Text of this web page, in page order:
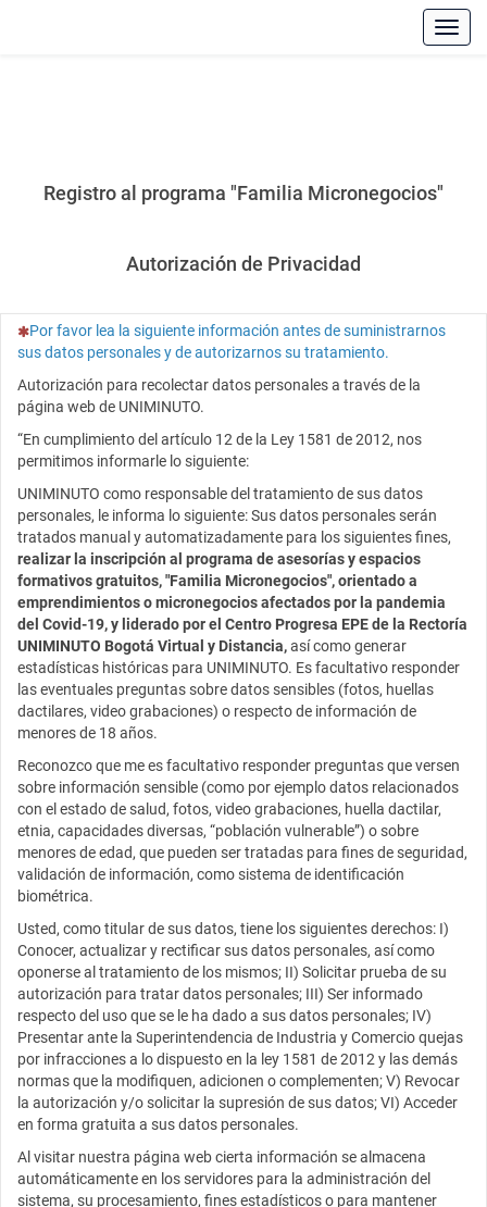
Registro al programa "Familia Micronegocios"
Autorización de Privacidad
(Esta pregunta es obligatoria)
Por favor lea la siguiente información antes de suministrarnos
sus datos personales y de autorizarnos su tratamiento.
Autorización para recolectar datos personales a través de la
página web de UNIMINUTO.
“En cumplimiento del artículo 12 de la Ley 1581 de 2012, nos
permitimos informarle lo siguiente:
UNIMINUTO como responsable del tratamiento de sus datos
personales, le informa lo siguiente: Sus datos personales serán
tratados manual y automatizadamente para los siguientes fines,
realizar la inscripción al programa de asesorías y espacios
formativos gratuitos, "Familia Micronegocios", orientado a
emprendimientos o micronegocios afectados por la pandemia
del Covid-19, y liderado por el Centro Progresa EPE de la Rectoría
UNIMINUTO Bogotá Virtual y Distancia,así como generar
estadísticas históricas para UNIMINUTO. Es facultativo responder
las eventuales preguntas sobre datos sensibles (fotos, huellas
dactilares, video grabaciones) o respecto de información de
menores de 18 años.
Reconozco que me es facultativo responder preguntas que versen
sobre información sensible (como por ejemplo datos relacionados
con el estado de salud, fotos, video grabaciones, huella dactilar,
etnia, capacidades diversas, “población vulnerable”) o sobre
menores de edad, que pueden ser tratadas para fines de seguridad,
validación de información, como sistema de identificación
biométrica.
Usted, como titular de sus datos, tiene los siguientes derechos: I)
Conocer, actualizar y rectificar sus datos personales, así como
oponerse al tratamiento de los mismos; II) Solicitar prueba de su
autorización para tratar datos personales; III) Ser informado
respecto del uso que se le ha dado a sus datos personales; IV)
Presentar ante la Superintendencia de Industria y Comercio quejas
por infracciones a lo dispuesto en la ley 1581 de 2012 y las demás
normas que la modifiquen, adicionen o complementen; V) Revocar
la autorización y/o solicitar la supresión de sus datos; VI) Acceder
en forma gratuita a sus datos personales.
Al visitar nuestra página web cierta información se almacena
automáticamente en los servidores para la administración del
sistema, su procesamiento, fines estadísticos o para mantener